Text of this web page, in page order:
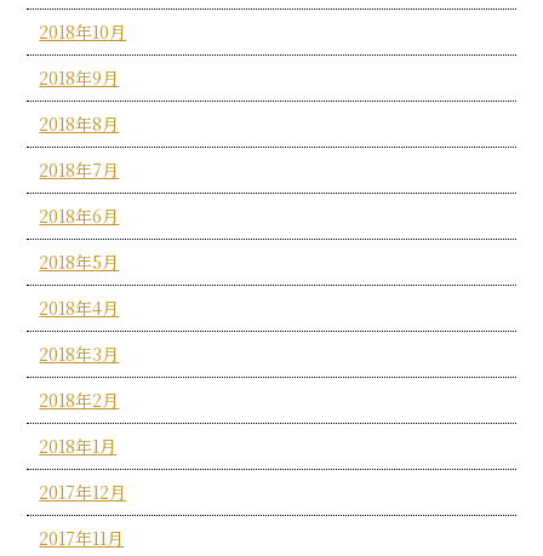
2018年10月
2018年9月
2018年8月
2018年7月
2018年6月
2018年5月
2018年4月
2018年3月
2018年2月
2018年1月
2017年12月
2017年11月